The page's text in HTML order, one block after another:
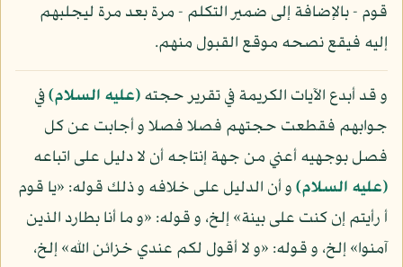
قوم - بالإضافة إلى ضمير التكلم - مرة بعد مرة ليجلبهم
إليه فيقع نصحه موقع القبول منهم.
و قد أبدع الآيات الكريمة في تقرير حجته(عليه السلام)في
جوابهم فقطعت حجتهم فصلا فصلا و أجابت عن كل
فصل بوجهيه أعني من جهة إنتاجه أن لا دليل على اتباعه
(عليه السلام)و أن الدليل على خلافه و ذلك قوله: «يا قوم
أ رأيتم إن كنت على بينة» إلخ، و قوله: «و ما أنا بطارد الذين
آمنوا» إلخ، و قوله: «و لا أقول لكم عندي خزائن الله» إلخ،